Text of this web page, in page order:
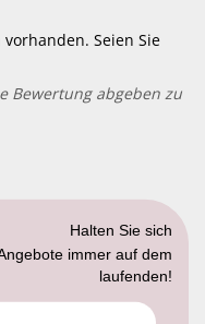
Seien Sie
Bewertung abgeben zu
Halten Sie sich
immer auf dem
laufenden!